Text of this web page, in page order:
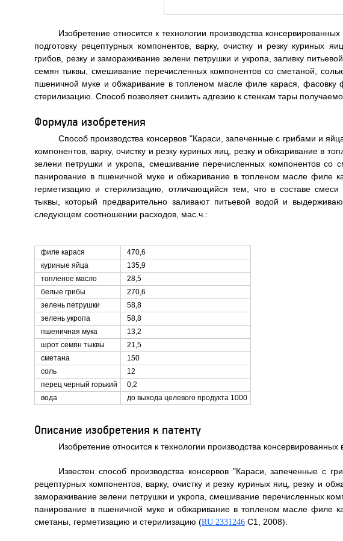
Изобретение относится к технологии производства
подготовку рецептурных компонентов, варку, очистку и резку куриных
грибов, резку и замораживание зелени петрушки и укропа, заливку
семян тыквы, смешивание перечисленных компонентов со сметаной,
пшеничной муке и обжаривание в топленом масле филе карася, фасовку
стерилизацию. Способ позволяет снизить адгезию к стенкам тары
Формула изобретения
Способ производства консервов "Караси, запеченные с грибами и
компонентов, варку, очистку и резку куриных яиц, резку и обжаривание в
зелени петрушки и укропа, смешивание перечисленных компонентов со
панирование в пшеничной муке и обжаривание в топленом масле филе
герметизацию и стерилизацию, отличающийся тем, что в составе
тыквы, который предварительно заливают питьевой водой и
следующем соотношении расходов, мас.ч.:
филе карася
470,6
куриные яйца
135,9
топленое масло
28,5
белые грибы
270,6
зелень петрушки
58,8
зелень укропа
58,8
пшеничная мука
13,2
шрот семян тыквы
21,5
сметана
150
соль
12
перец черный горький
0,2
вода
до выхода целевого продукта 1000
Описание изобретения к патенту
Изобретение относится к технологии производства
Известен способ производства консервов "Караси, запеченные с
рецептурных компонентов, варку, очистку и резку куриных яиц, резку и
замораживание зелени петрушки и укропа, смешивание перечисленных
панирование в пшеничной муке и обжаривание в топленом масле филе
сметаны, герметизацию и стерилизацию (RU 2331246C1, 2008).